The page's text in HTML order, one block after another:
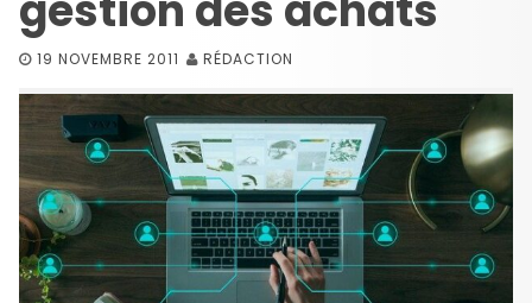
19 NOVEMBRE 2011 RÉDACTION